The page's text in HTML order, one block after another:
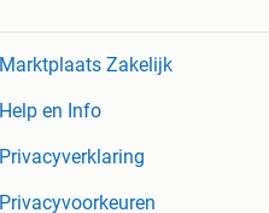
Marktplaats Zakelijk
Help en Info
Privacyverklaring
Privacyvoorkeuren